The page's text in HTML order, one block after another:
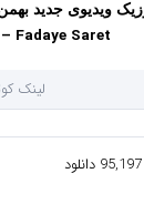
ویدیوی جدید
Fadaye Saret
لینک
95,197 دانلود